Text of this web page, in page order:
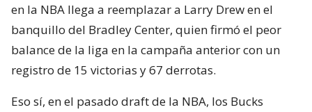
en la NBA llega a reemplazar a Larry Drew en el
banquillo del Bradley Center, quien firmó el peor
balance de la liga en la campaña anterior con un
registro de 15 victorias y 67 derrotas.
Eso sí, en el pasado draft de la NBA, los Bucks